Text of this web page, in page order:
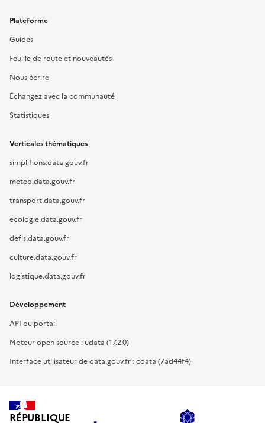
Plateforme
Guides
Feuille de route et nouveautés
Nous écrire
Échangez avec la communauté
Statistiques
Verticales thématiques
simplifions.data.gouv.fr
meteo.data.gouv.fr
transport.data.gouv.fr
ecologie.data.gouv.fr
defis.data.gouv.fr
culture.data.gouv.fr
logistique.data.gouv.fr
Développement
API du portail
Moteur open source : udata (17.2.0)
Interface utilisateur de data.gouv.fr : cdata (7ad44f4)
RÉPUBLIQUE